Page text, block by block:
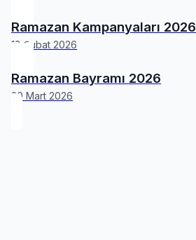
Ramazan Kampanyaları 2026
18 Şubat 2026
Ramazan Bayramı 2026
20 Mart 2026